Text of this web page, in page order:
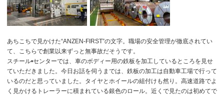
あちこちで見かけた“ANZEN-FIRST”の文字。職場の安全管理が徹底されてい
て、こちらで創業以来ずっと無事故だそうです。
スチール•センターでは、車のボディー用の鉄板を加工しているところを見せ
ていただきました。今日お話を伺うまでは、鉄板の加工は自動車工場で行って
いるのだと思っていました。タイヤとホイールの組付けも然り。高速道路でよ
く見かけるトレーラーに積まれている銀色のロール。近くで見たのは初めてで